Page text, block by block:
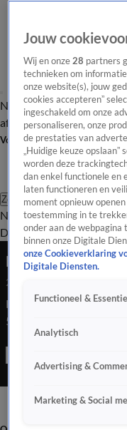
Nieuws van de Dag
afleveringVideo's Nieuws
Volg Nieuws van de Dag
Zoeken
Nieuws van de Dag
Dag
Video'sUitzendingen
NSC is om: 3,5%
20 mei 2025, 18:21
Het NSC wil 3,5%
5%.
Jouw
Wij en onze28 partners
technieken om
onze website(s), jouw
cookies accepteren”
ingeschakeld om onze
personaliseren, onze
de prestaties van
„Huidige keuze
worden deze
dan enkel functionele en
laten functioneren en
moment opnieuw
toestemming in te
onder aan de webpagina
binnen onze Digitale
onze Cookieverklaring
Digitale Diensten.
Functioneel &
Analytisch
Advertising &
Marketing & Social